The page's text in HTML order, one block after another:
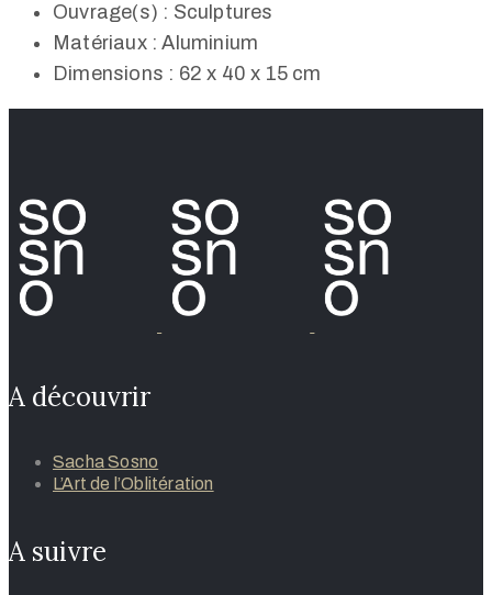
Ouvrage(s) : Sculptures
Matériaux : Aluminium
Dimensions : 62 x 40 x 15 cm
A découvrir
Sacha Sosno
L’Art de l’Oblitération
A suivre